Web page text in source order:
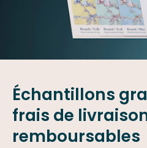
Échantillons
frais de
remboursables